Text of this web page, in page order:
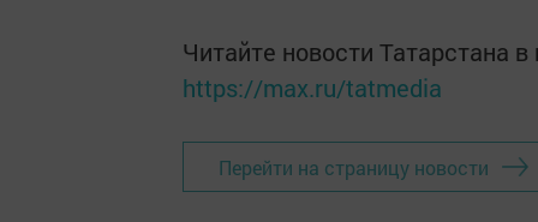
Читайте новости Татарстана
https://max.ru/tatmedia
Перейти на страницу новости